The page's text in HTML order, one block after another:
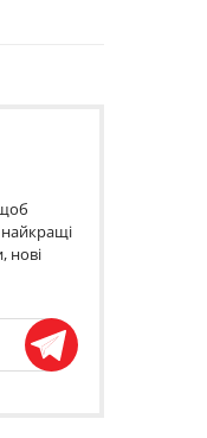
нові